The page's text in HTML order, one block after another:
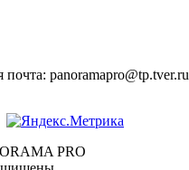
почта: panoramapro@tp.tver.ru
PRO